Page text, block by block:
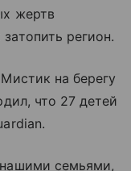
жертв
регион.
на берегу
что 27 детей
семьями,